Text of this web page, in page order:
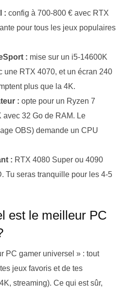
: config à 700-800 € avec RTX
pour tous les jeux populaires
: mise sur un i5-14600K
une RTX 4070, et un écran 240
plus que la 4K.
: opte pour un Ryzen 7
32 Go de RAM. Le
OBS) demande un CPU
: RTX 4080 Super ou 4090
Tu seras tranquille pour les 4-5
est le meilleur PC
PC gamer universel » : tout
jeux favoris et de tes
streaming). Ce qui est sûr,